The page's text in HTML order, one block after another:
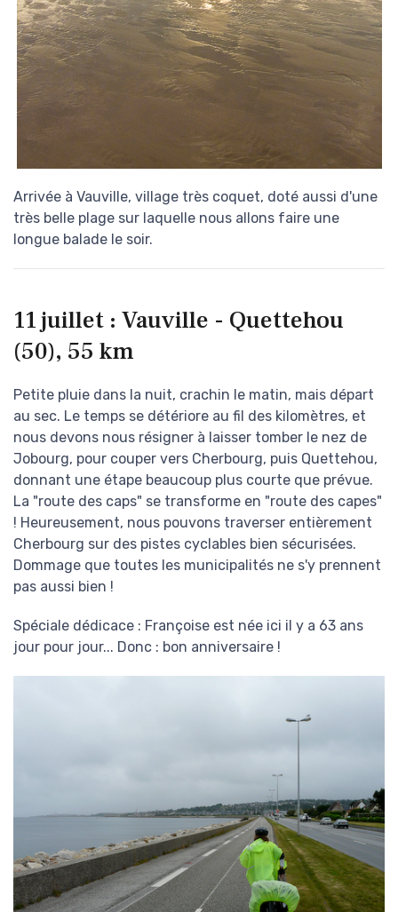
Arrivée à Vauville, village très coquet, doté aussi d'une
très belle plage sur laquelle nous allons faire une
longue balade le soir.
11 juillet : Vauville - Quettehou
(50), 55 km
Petite pluie dans la nuit, crachin le matin, mais départ
au sec. Le temps se détériore au fil des kilomètres, et
nous devons nous résigner à laisser tomber le nez de
Jobourg, pour couper vers Cherbourg, puis Quettehou,
donnant une étape beaucoup plus courte que prévue.
La "route des caps" se transforme en "route des capes"
! Heureusement, nous pouvons traverser entièrement
Cherbourg sur des pistes cyclables bien sécurisées.
Dommage que toutes les municipalités ne s'y prennent
pas aussi bien !
Spéciale dédicace : Françoise est née ici il y a 63 ans
jour pour jour... Donc : bon anniversaire !